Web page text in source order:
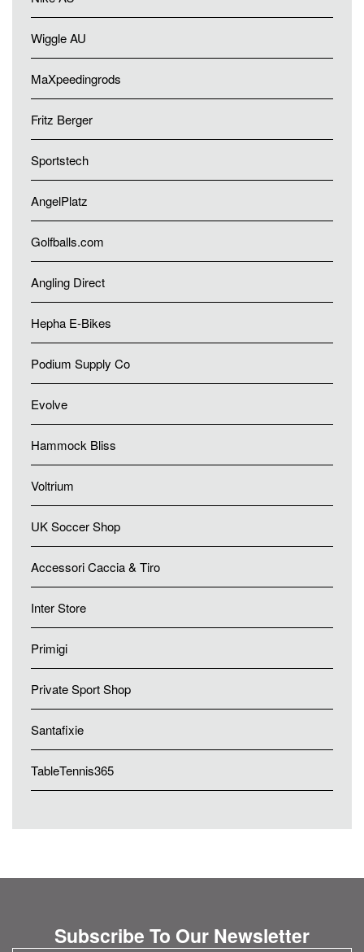
Wiggle AU
MaXpeedingrods
Fritz Berger
Sportstech
AngelPlatz
Golfballs.com
Angling Direct
Hepha E-Bikes
Podium Supply Co
Evolve
Hammock Bliss
Voltrium
UK Soccer Shop
Accessori Caccia & Tiro
Inter Store
Primigi
Private Sport Shop
Santafixie
TableTennis365
Subscribe To Our Newsletter